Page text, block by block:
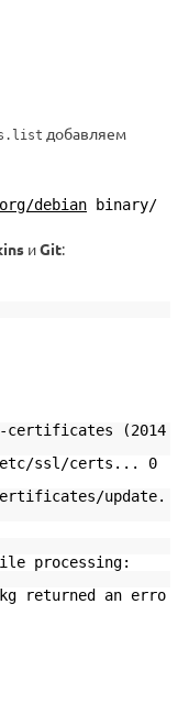
добавляем
debian binary/
иGit:
certificates (2014
ssl/certs... 0
update.
processing:
returned an erro